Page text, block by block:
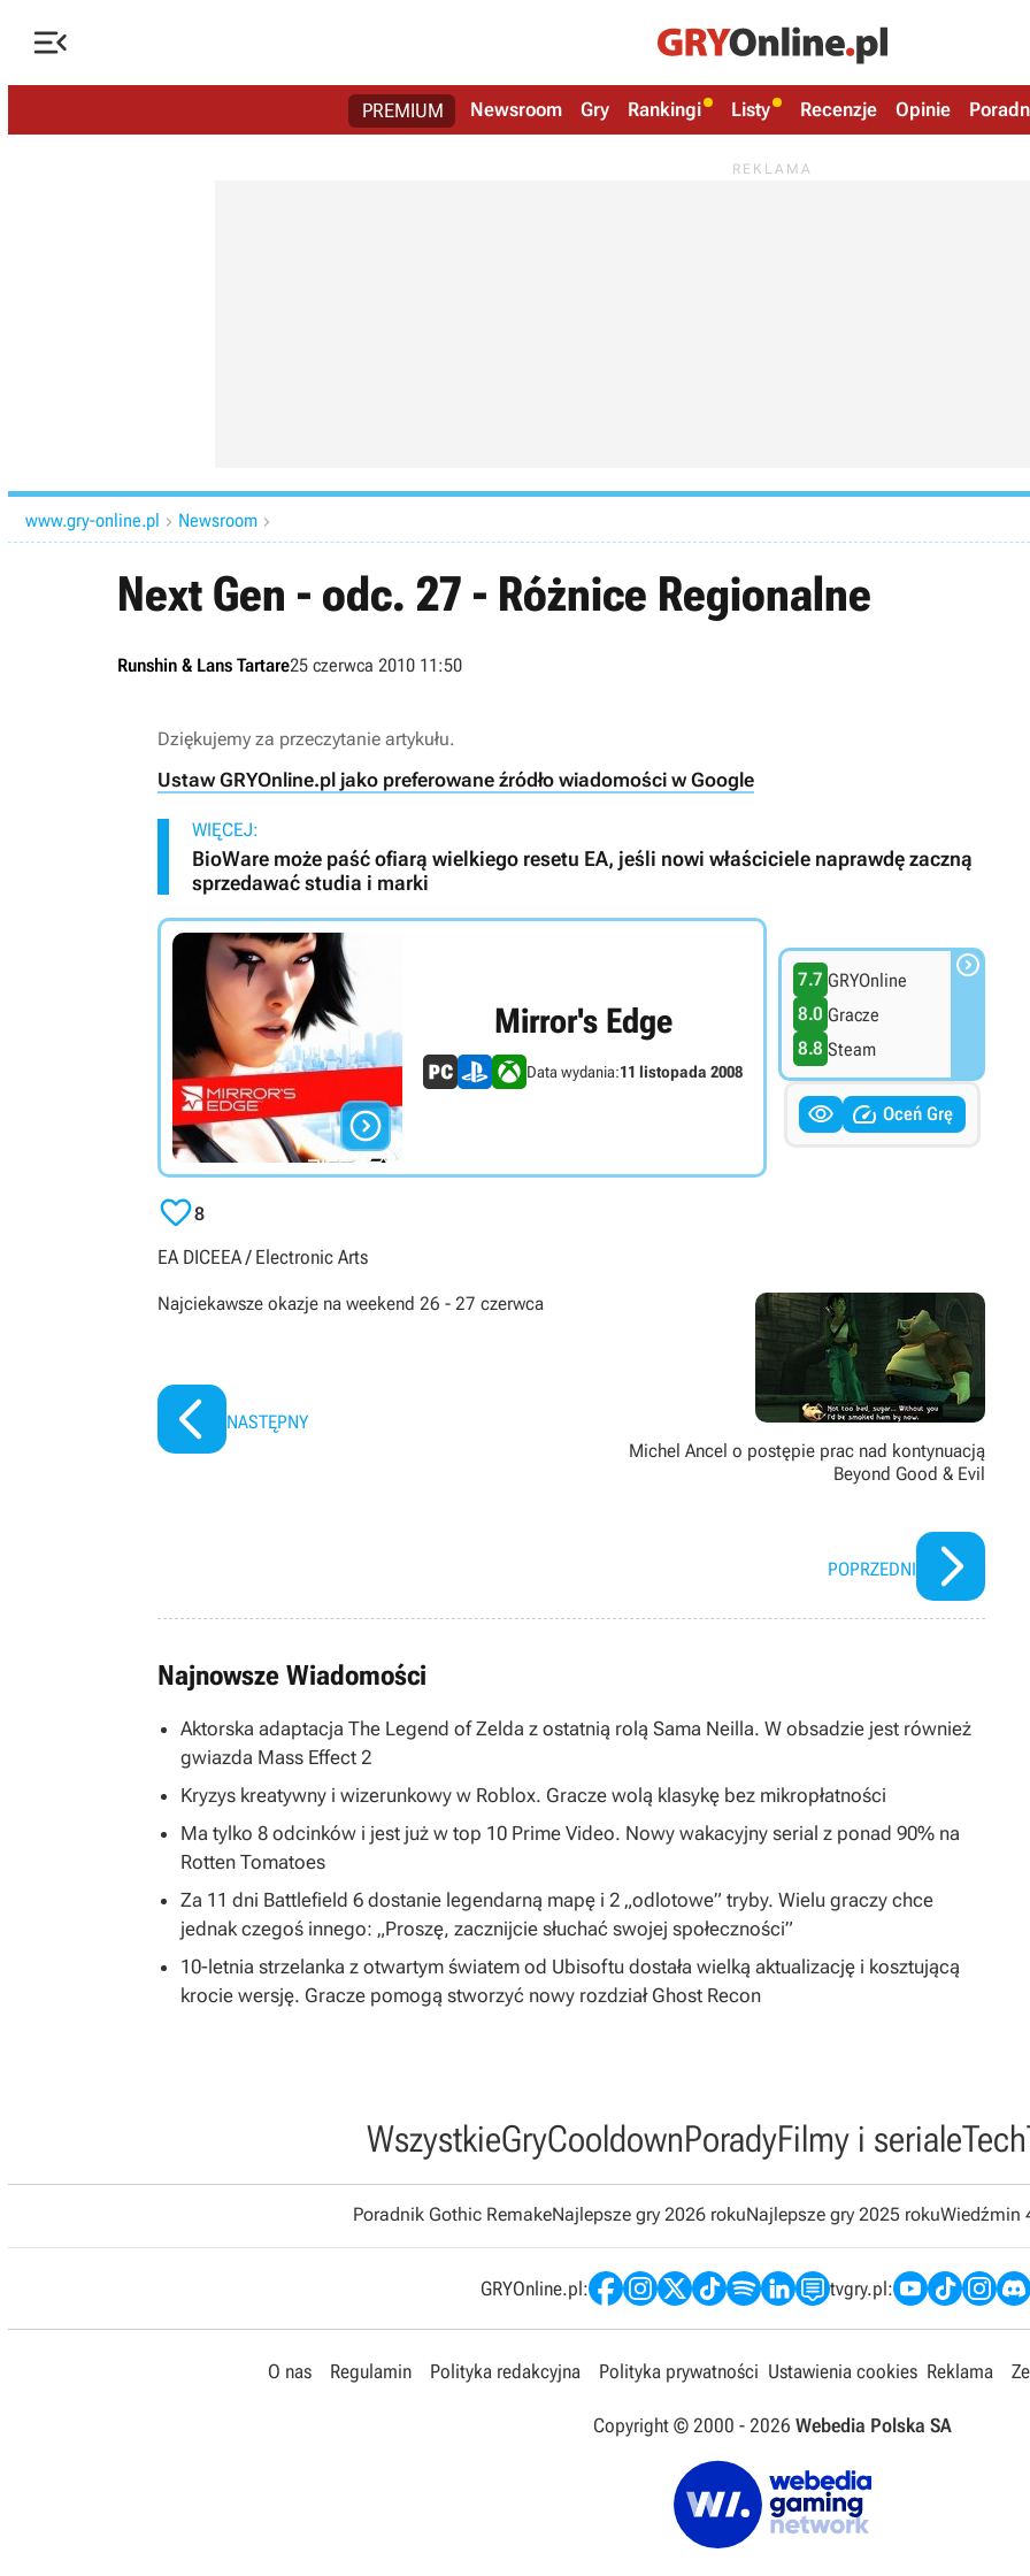

PREMIUM Newsroom Gry Rankingi Listy Recenzje Opinie
www.gry-online.pl  Newsroom 
Next Gen - odc. 27 - Różnice Regionalne
Runshin & Lans Tartare25 czerwca 2010 11:50
Dziękujemy za przeczytanie artykułu.
Ustaw GRYOnline.pl jako preferowane źródło wiadomości w Google
WIĘCEJ:
BioWare może paść ofiarą wielkiego resetu EA, jeśli nowi właściciele naprawdę zaczną
sprzedawać studia i marki

Mirror's Edge
Data wydania:11 listopada 2008
7.7 GRYOnline
8.0 Gracze
8.8 Steam

  Oceń Grę
8
EA DICEEA / Electronic Arts
Najciekawsze okazje na weekend 26 - 27 czerwca
NASTĘPNY
Michel Ancel o postępie prac nad kontynuacją
Beyond Good & Evil
POPRZEDNI
Najnowsze Wiadomości
Aktorska adaptacja The Legend of Zelda z ostatnią rolą Sama Neilla. W obsadzie jest również
gwiazda Mass Effect 2
Kryzys kreatywny i wizerunkowy w Roblox. Gracze wolą klasykę bez mikropłatności
Ma tylko 8 odcinków i jest już w top 10 Prime Video. Nowy wakacyjny serial z ponad 90% na
Rotten Tomatoes
Za 11 dni Battlefield 6 dostanie legendarną mapę i 2 „odlotowe” tryby. Wielu graczy chce
jednak czegoś innego: „Proszę, zacznijcie słuchać swojej społeczności”
10-letnia strzelanka z otwartym światem od Ubisoftu dostała wielką aktualizację i kosztującą
krocie wersję. Gracze pomogą stworzyć nowy rozdział Ghost Recon
WszystkieGryCooldownPoradyFilmy i serialeTech
Poradnik Gothic RemakeNajlepsze gry 2026 rokuNajlepsze gry 2025 rokuWiedźmin
GRYOnline.pl: tvgry.pl:
O nas Regulamin Polityka redakcyjna Polityka prywatności Ustawienia cookies Reklama
Copyright © 2000 - 2026 Webedia Polska SA